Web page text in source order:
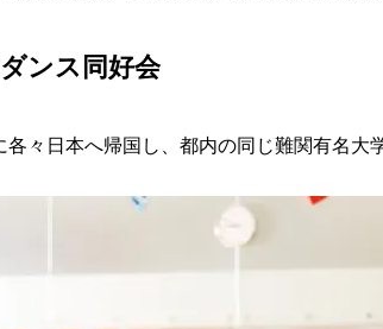
ンス同好会
々日本へ帰国し、都内の同じ難関有名大